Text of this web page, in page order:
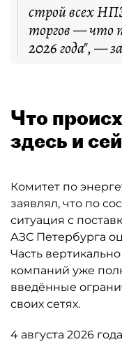
строй всех
торгов — что
2026 года", —
Что
здесь и
Комитет по
заявлял, что по
ситуация с
АЗС Петербурга
Часть
компаний уже
введённые
своих сетях.
4 августа 2026